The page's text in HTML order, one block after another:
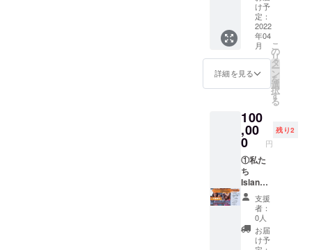
たもの
となっ
ていま
リジナ
ルペ
ン］ オ
ルペ
ン
0.5mm
商品
本体の
カ
ラー
黒・
赤・
青・オ
レン
ジ・グ
記載(希
望者の
み)をさ
せてい
ただき
ます ※
ビデオ
方法に
ついて
頂いた
メール
アドレ
スに、
お礼の
メール
ととも
に送付
させて
いただ
トワー
ク)の代
表であ
る池頭
様によ
る講演
会にご
いては
メッ
セージ
機能に
てやり
とりさ
せてい
ただき
ます）
Island
のホー
ムペー
カーを
差し上
げます
⑤景品
全て
(ボール
ペン、
マグ
カッ
フォト
ブック)
を差し
上げま
す ⑥文
化教育
交流会
(CEC
ジャパ
ンネッ
トワー
ク)の代
②現地
の子ど
もたち
からの
ビデオ
メッ
セージ
③私た
ちから
のメッ
セージ
付き
カード
④Islan
dのチー
ムロゴ
の入っ
たオリ
ジナル
ステッ
カーを
け予
定：
2022
年04
月
詳細を見る
こ
の
リ
タ
ー
ン
を
選
択
す
る
100
,00
0 円
残り2
①私た
ち
Island
から心
よりお
礼の
メール
②現地
支援
者：
0人
お届
け予